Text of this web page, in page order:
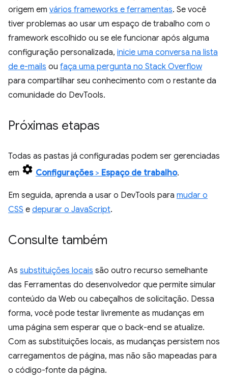
origem em vários frameworks e ferramentas. Se você
tiver problemas ao usar um espaço de trabalho com o
framework escolhido ou se ele funcionar após alguma
configuração personalizada, inicie uma conversa na lista
de e-mails ou faça uma pergunta no Stack Overflow
para compartilhar seu conhecimento com o restante da
comunidade do DevTools.
Próximas etapas
Todas as pastas já configuradas podem ser gerenciadas
em
Configurações> Espaço de trabalho.
Em seguida, aprenda a usar o DevTools para mudar o
CSS e depurar o JavaScript.
Consulte também
As substituições locais são outro recurso semelhante
das Ferramentas do desenvolvedor que permite simular
conteúdo da Web ou cabeçalhos de solicitação. Dessa
forma, você pode testar livremente as mudanças em
uma página sem esperar que o back-end se atualize.
Com as substituições locais, as mudanças persistem nos
carregamentos de página, mas não são mapeadas para
o código-fonte da página.